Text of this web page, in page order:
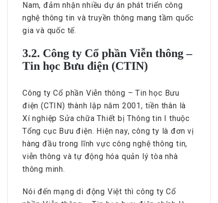
Nam, đảm nhận nhiều dự án phát triển công
nghệ thông tin và truyền thông mang tầm quốc
gia và quốc tế.
3.2. Công ty Cổ phần Viễn thông –
Tin học Bưu điện (CTIN)
Công ty Cổ phần Viễn thông – Tin học Bưu
điện (CTIN) thành lập năm 2001, tiền thân là
Xí nghiệp Sửa chữa Thiết bị Thông tin I thuộc
Tổng cục Bưu điện. Hiện nay, công ty là đơn vị
hàng đầu trong lĩnh vực công nghệ thông tin,
viễn thông và tự động hóa quản lý tòa nhà
thông minh.
Nói đến mạng di động Việt thì công ty Cổ